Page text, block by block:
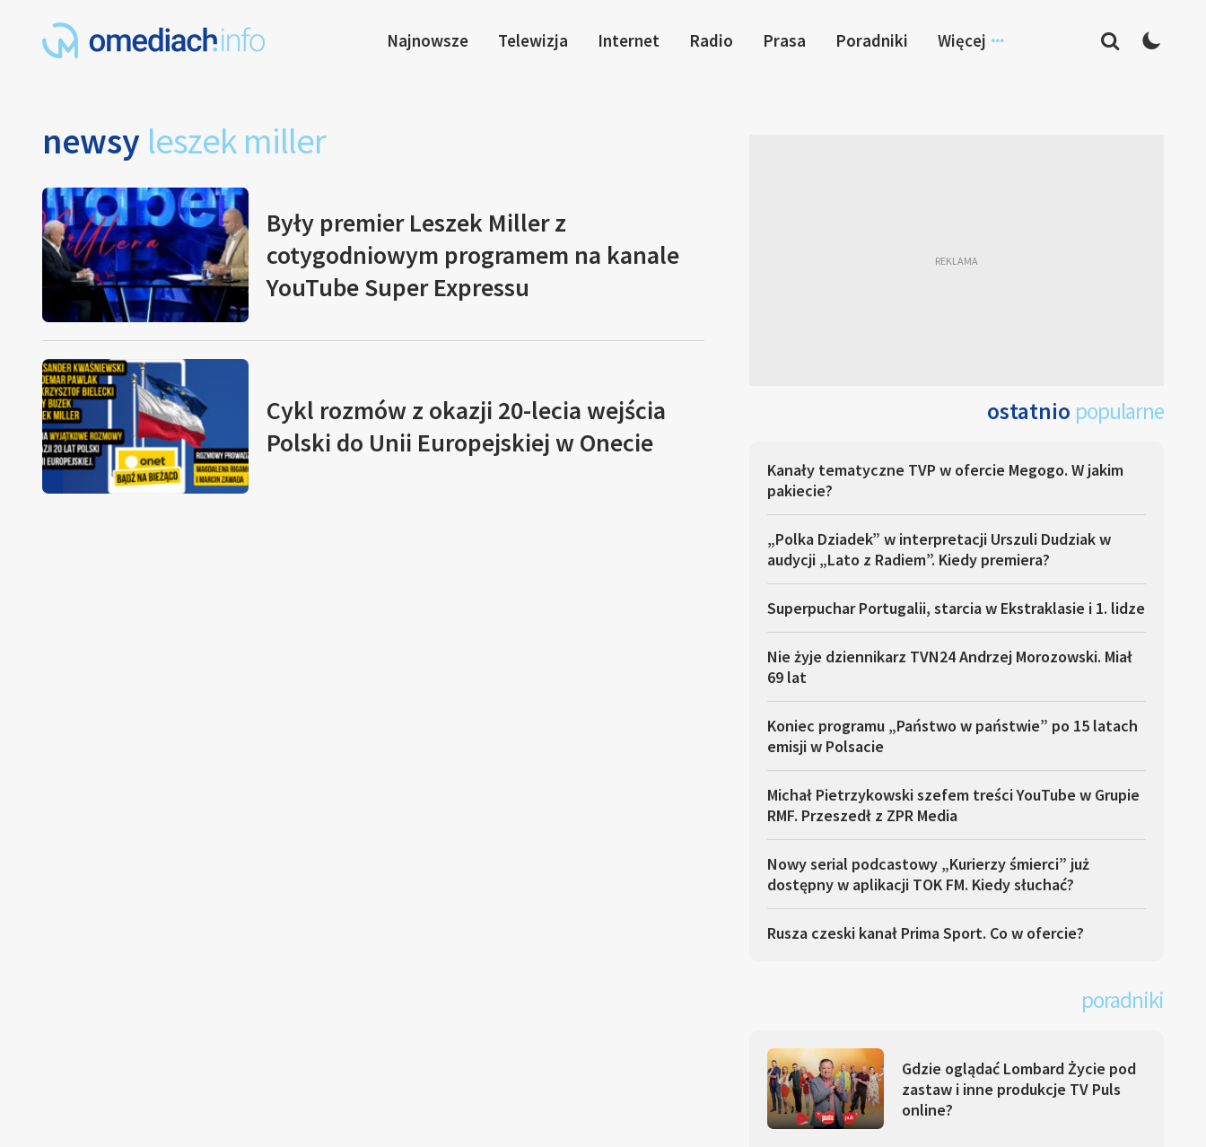
Najnowsze Telewizja Internet Radio Prasa Poradniki Więcej
newsy leszek miller
Były premier Leszek Miller z
cotygodniowym programem na kanale
YouTube Super Expressu
Cykl rozmów z okazji 20-lecia wejścia
Polski do Unii Europejskiej w Onecie
ostatnio popularne
Kanały tematyczne TVP w ofercie Megogo. W jakim
pakiecie?
„Polka Dziadek” w interpretacji Urszuli Dudziak w
audycji „Lato z Radiem”. Kiedy premiera?
Superpuchar Portugalii, starcia w Ekstraklasie i 1. lidze
Nie żyje dziennikarz TVN24 Andrzej Morozowski. Miał
69 lat
Koniec programu „Państwo w państwie” po 15 latach
emisji w Polsacie
Michał Pietrzykowski szefem treści YouTube w Grupie
RMF. Przeszedł z ZPR Media
Nowy serial podcastowy „Kurierzy śmierci” już
dostępny w aplikacji TOK FM. Kiedy słuchać?
Rusza czeski kanał Prima Sport. Co w ofercie?
poradniki
Gdzie oglądać Lombard Życie pod
zastaw i inne produkcje TV Puls
online?